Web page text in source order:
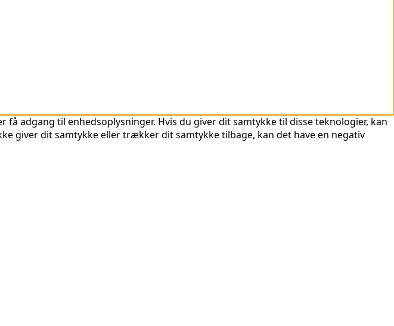
adgang til enhedsoplysninger. Hvis du giver dit samtykke til disse teknologier, kan
giver dit samtykke eller trækker dit samtykke tilbage, kan det have en negativ